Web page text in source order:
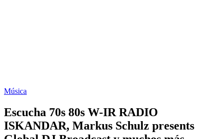
Música
Escucha 70s 80s W-IR RADIO
ISKANDAR, Markus Schulz presents